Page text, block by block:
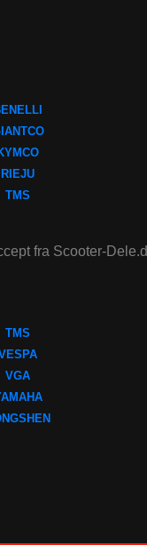
RIEJU
TMS
fra Scooter-
TMS
VGA